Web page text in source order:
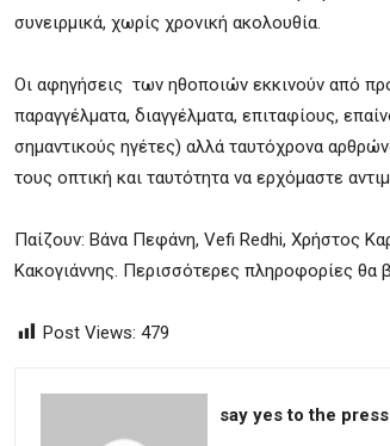
συνειρμικά, χωρίς χρονική ακολουθία.
Οι αφηγήσεις των ηθοποιών εκκινούν από
παραγγέλματα, διαγγέλματα, επιταφίους,
σημαντικούς ηγέτες) αλλά ταυτόχρονα
τους οπτική και ταυτότητα να ερχόμαστε
Παίζουν: Βάνα Πεφάνη, Vefi Redhi, Χρήστος
Κακογιάννης. Περισσότερες πληροφορίες θα
Post Views: 479
say yes to the press